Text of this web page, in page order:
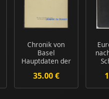
Chronik von
Basel
Hauptdaten der
35.00 €